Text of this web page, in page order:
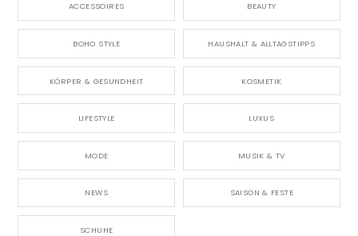
ACCESSOIRES BEAUTY
BOHO STYLE HAUSHALT & ALLTAGSTIPPS
KÖRPER & GESUNDHEIT KOSMETIK
LIFESTYLE LUXUS
MODE MUSIK & TV
NEWS SAISON & FESTE
SCHUHE